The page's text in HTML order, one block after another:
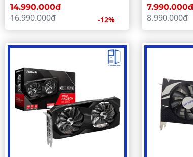
Blackwell
14.990.000đ
16.990.000đ -12%
Ampere
7.990.000đ
8.990.000đ